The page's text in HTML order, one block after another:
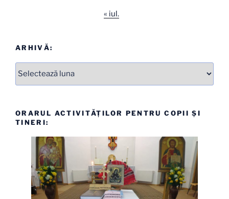
« iul.
ARHIVĂ:
Arhive
ORARUL ACTIVITĂȚILOR PENTRU COPII ȘI
TINERI: